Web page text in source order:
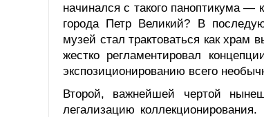
начинался с такого паноптикума —
города Петр Великий? В
музей стал трактоваться как храм
жестко регламентировал
экспозиционированию всего
Второй, важнейшей чертой
легализацию